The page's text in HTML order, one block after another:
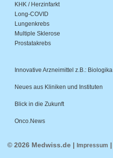
KHK / Herzinfarkt
Long-COVID
Lungenkrebs
Multiple Sklerose
Prostatakrebs
Innovative Arzneimittel z.B.: Biologika
Neues aus Kliniken und Instituten
Blick in die Zukunft
Onco.News
© 2026 Medwiss.de | Impressum |